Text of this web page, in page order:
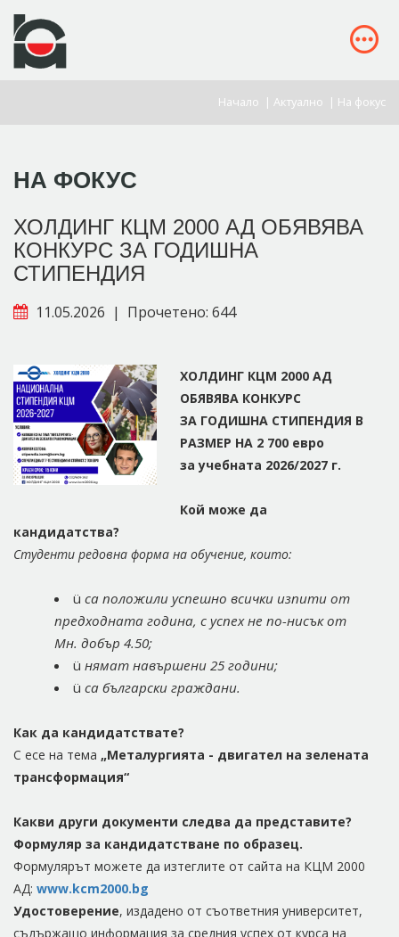
Начало | Актуално | На фокус
НА ФОКУС
ХОЛДИНГ КЦМ 2000 АД ОБЯВЯВА
КОНКУРС ЗА ГОДИШНА
СТИПЕНДИЯ
11.05.2026 | Прочетено: 644
ХОЛДИНГ КЦМ 2000 АД
ОБЯВЯВА КОНКУРС
ЗА ГОДИШНА СТИПЕНДИЯ В
РАЗМЕР НА 2 700 евро
за учебната 2026/2027 г.
Кой може да
кандидатства?
Студенти редовна форма на обучение, които:
ü са положили успешно всички изпити от
предходната година, с успех не по-нисък от
Мн. добър 4.50;
ü нямат навършени 25 години;
ü са български граждани.
Как да кандидатствате?
С есе на тема „Металургията - двигател на зелената
трансформация“
Какви други документи следва да представите?
Формуляр за кандидатстване по образец.
Формулярът можете да изтеглите от сайта на КЦМ 2000
АД: www.kcm2000.bg
Удостоверение, издадено от съответния университет,
съдържащо информация за средния успех от курса на